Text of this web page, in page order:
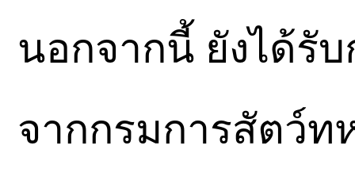
นอกจากนี้ ยังได้รั
จากกรมการสัตว์ท